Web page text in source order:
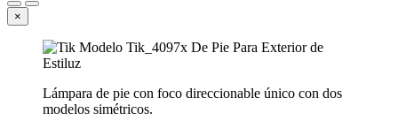
×
Lámpara de pie con foco direccionable único con dos
modelos simétricos.